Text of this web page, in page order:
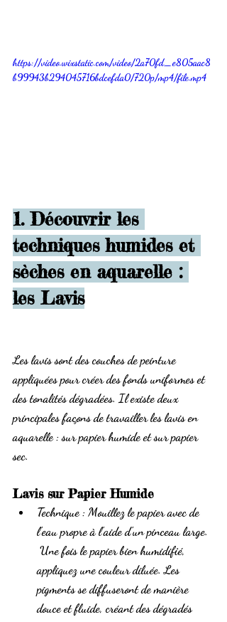
https://video.wixstatic.com/video/2a70fd_e805aac8
b99943b294045716bdcefda0/720p/mp4/file.mp4
1. Découvrir les
techniques humides et
sèches en aquarelle :
les Lavis
Les lavis sont des couches de peinture
appliquées pour créer des fonds uniformes et
des tonalités dégradées. Il existe deux
principales façons de travailler les lavis en
aquarelle : sur papier humide et sur papier
sec.
Lavis sur Papier Humide
Technique : Mouillez le papier avec de
l'eau propre à l'aide d'un pinceau large.
appliquez une couleur diluée. Les
pigments se diffuseront de manière
douce et fluide, créant des dégradés